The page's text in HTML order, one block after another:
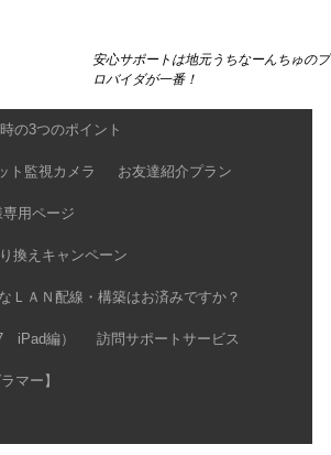
安心サポートは地元うちなーんちゅのプ
ロバイダが一番！
の3つのポイント
ト監視カメラ お友達紹介プラン
用ページ
換えキャンペーン
ＬＡＮ配線・構築はお済みですか？
iPad編） 訪問サポートサービス
マー】